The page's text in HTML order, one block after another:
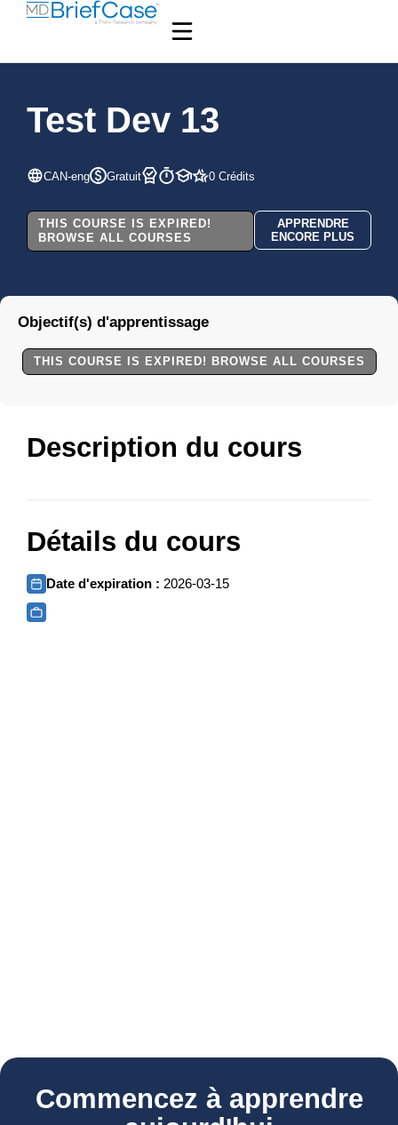
Test Dev 13
CAN-eng Gratuit 0 Crédits
THIS COURSE IS EXPIRED!
BROWSE ALL COURSES
APPRENDRE
ENCORE PLUS
Description du cours
Détails du cours
Date d'expiration : 2026-03-15
Objectif(s) d'apprentissage
THIS COURSE IS EXPIRED! BROWSE ALL COURSES
Commencez à apprendre